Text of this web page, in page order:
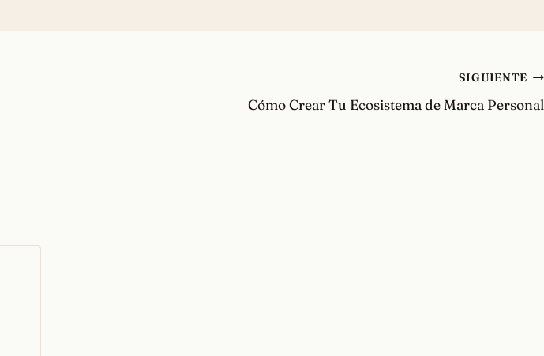
SIGUIENTE
Cómo Crear Tu Ecosistema de Marca Personal